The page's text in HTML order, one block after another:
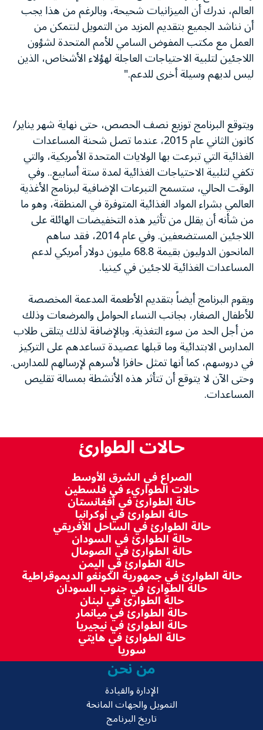
العالم، ندرك أن الميزانيات شحيحة، وبالرغم من هذا يجب
أن نناشد الجميع بتقديم المزيد من التمويل لنتمكن من
العمل مع مكتب المفوض السامي للأمم المتحدة لشؤون
اللاجئين لتلبية الاحتياجات العاجلة لهؤلاء الأشخاص، الذين
ليس لديهم وسيلة أخرى للدعم."
ويتوقع البرنامج توزيع نصف الحصص، حتى نهاية شهر يناير/
كانون الثاني عام 2015، عندما تصل شحنة المساعدات
الغذائية التي تبرعت بها الولايات المتحدة الأمريكية، والتي
تكفي لتلبية الاحتياجات الغذائية لمدة ستة أسابيع.. وفي
الوقت الحالي، ستسمح التبرعات الإضافية لبرنامج الأغذية
العالمي بشراء المواد الغذائية المتوفرة في المنطقة، وهو ما
من شأنه أن يقلل من تأثير هذه التخفيضات الهائلة على
اللاجئين المستضعفين. وفي عام 2014، فقد ساهم
المانحون الدوليون بقيمة 68.8 مليون دولار أمريكي لدعم
المساعدات الغذائية للاجئين في كينيا.
ويقوم البرنامج أيضاً بتقديم الأطعمة المدعمة المخصصة
للأطفال الصغار، بجانب النساء الحوامل والمرضعات وذلك
من أجل الحد من سوء التغذية. وبالإضافة لذلك يتلقى طلاب
المدارس الابتدائية وما قبلها عصيدة تساعدهم على التركيز
في دروسهم، كما أنها تمثل حافزا لأسرهم لإرسالهم للمدارس.
وحتى الآن لا يتوقع أن تتأثر هذه الأنشطة بمسالة تقليص
المساعدات.
حالات الطوارئ
الصراع في الشرق الأوسط
حالات الطواريء في فلسطين
حالة الطوارئ في أفغانستان
حالة الطوارئ في أوكرانيا
حالة الطوارئ في الساحل الأفريقي
حالة الطوارئ في السودان
حالة الطوارئ في الصومال
حالة الطوارئ في اليمن
حالة الطوارئ في جمهورية الكونغو الديموقراطية
حالة الطوارئ في جنوب السودان
حالة الطوارئ في لبنان
حالة الطوارئ في ميانمار
حالة الطوارئ في نيجيريا
حالة الطوارئ في هايتي
سوريا
من نحن
الإدارة والقيادة
التمويل والجهات المانحة
تاريخ البرنامج